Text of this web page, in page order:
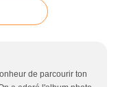
de parcourir ton